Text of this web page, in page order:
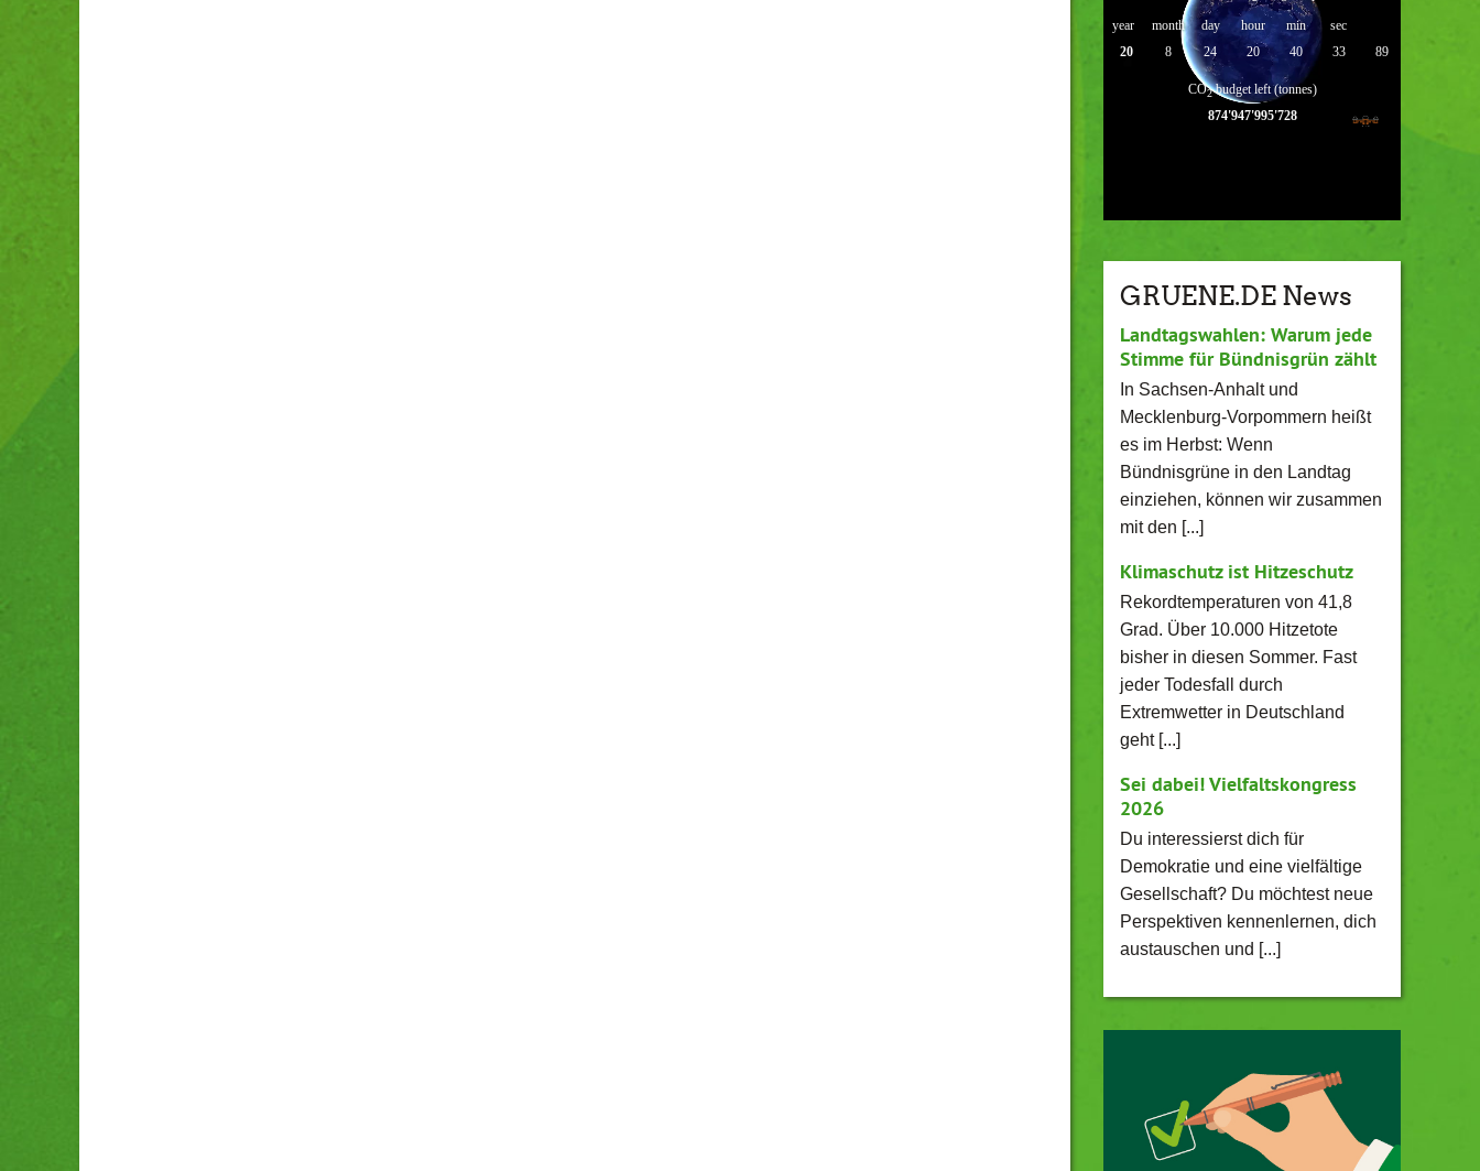
GRUENE.DE News
Landtagswahlen: Warum jede
Stimme für Bündnisgrün zählt
In Sachsen-Anhalt und
Mecklenburg-Vorpommern heißt
es im Herbst: Wenn
Bündnisgrüne in den Landtag
einziehen, können wir zusammen
mit den [...]
Klimaschutz ist Hitzeschutz
Rekordtemperaturen von 41,8
Grad. Über 10.000 Hitzetote
bisher in diesen Sommer. Fast
jeder Todesfall durch
Extremwetter in Deutschland
geht [...]
Sei dabei! Vielfaltskongress
2026
Du interessierst dich für
Demokratie und eine vielfältige
Gesellschaft? Du möchtest neue
Perspektiven kennenlernen, dich
austauschen und [...]